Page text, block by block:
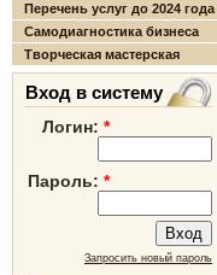
Перечень услуг до 2024 года
Самодиагностика бизнеса
Творческая мастерская
Вход в систему
Логин: *
Пароль: *
Запросить новый пароль